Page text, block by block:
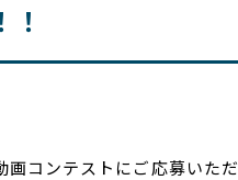
画コンテストにご応募いた